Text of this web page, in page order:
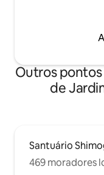
Outros
de
Santuário
469 moradores